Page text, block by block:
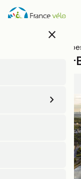
Aller
au
close
Toutes les
Sierck-